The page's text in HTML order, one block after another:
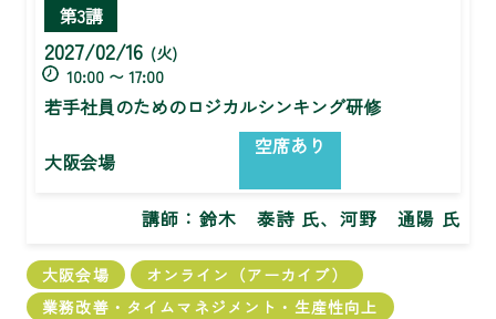
第3講
2027/02/16 (火)
10:00 〜 17:00
若手社員のためのロジカルシンキング研修
大阪会場
空席あり
講師： 鈴木 泰詩 氏、河野 通陽 氏
大阪会場
オンライン（アーカイブ）
業務改善・タイムマネジメント・生産性向上